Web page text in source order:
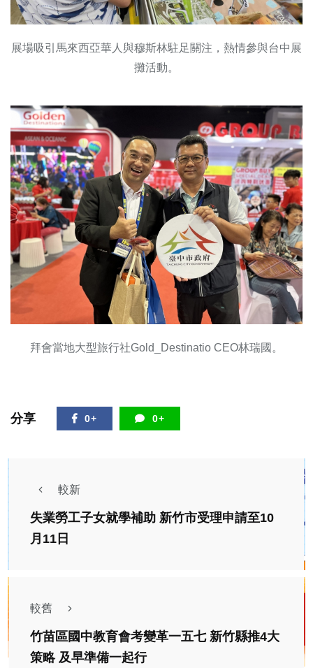
展場吸引馬來西亞華人與穆斯林駐足關注，熱情參與台中展
攤活動。
拜會當地大型旅行社Gold_Destinatio CEO林瑞國。
分享 0+ 0+
較新
失業勞工子女就學補助 新竹市受理申請至10
月11日
較舊
竹苗區國中教育會考變革一五七 新竹縣推4大
策略 及早準備一起行